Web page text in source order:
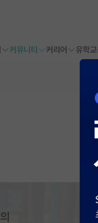
커뮤니티 커리어 유학